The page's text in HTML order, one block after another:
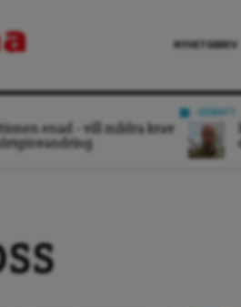
NYHETSBREV
enad – vill mildra krav